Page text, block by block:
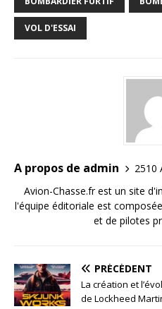
VOL D'ESSAI
A propos de admin
2510
Avion-Chasse.fr est un site
l'équipe éditoriale est
et de pilotes
PRÉCÉDENT
La création et
de Lockheed